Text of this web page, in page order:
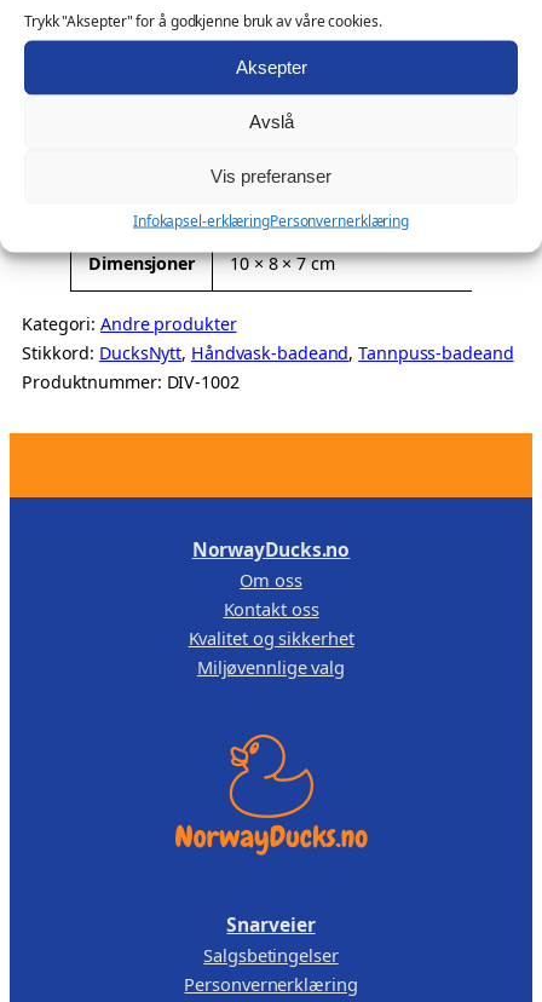
Trykk "Aksepter" for å godkjenne bruk av våre cookies.
Aksepter
Avslå
Vis preferanser
Infokapsel-erklæringPersonvernerklæring
n
a
og tannpuss til et magisk andeshow! Barna vil elske å se
vannet kvakke ut gjennom badeandens nebb, og du kan
være trygg på at de får rene hender og tenner på en
underholdende måte.…
t
ri
b
u
t
e
r
d
0,05 kg
Dimensjoner 10 × 8 × 7 cm
Kategori:Andre produkter
Stikkord: DucksNytt, Håndvask-badeand, Tannpuss-badeand
Produktnummer: DIV-1002
NorwayDucks.no
Om oss
Kontakt oss
Kvalitet og sikkerhet
Miljøvennlige valg
Snarveier
Salgsbetingelser
Personvernerklæring